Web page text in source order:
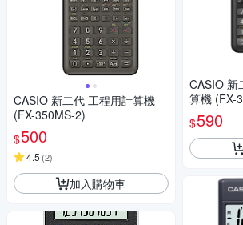
CASIO 新二代 工程用計算機
(FX-350MS-2)
$500
4.5 (2)
加入購物車
CASIO 新
算機 (FX-
$590